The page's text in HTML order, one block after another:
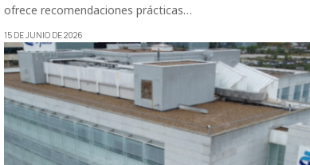
ofrece recomendaciones prácticas…
15 DE JUNIO DE 2026